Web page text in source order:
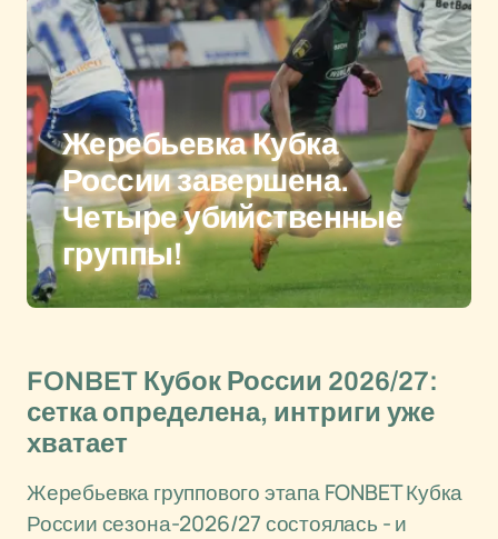
Жеребьевка Кубка
России завершена.
Четыре убийственные
группы!
FONBET Кубок России 2026/27:
сетка определена, интриги уже
хватает
Жеребьевка группового этапа FONBET Кубка
России сезона-2026/27 состоялась - и